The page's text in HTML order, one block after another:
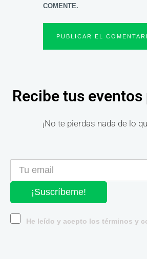
COMENTE.
Recibe tus
¡No te pierdas nada de lo
¡Suscríbeme!
He leído y acepto los términos y